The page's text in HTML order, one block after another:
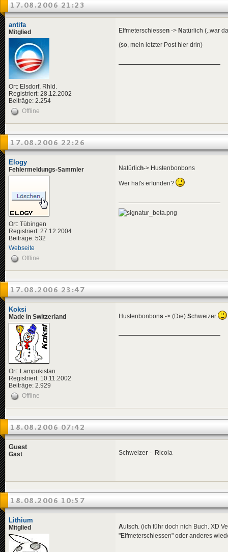
17.08.2006 21:23
antifa
Mitglied
Ort: Elsdorf, Rhld.
Registriert: 28.12.2002
Beiträge: 2.254
Elfmeterschiessen -> Natürlich (..war
(so, mein letzter Post hier drin)
Offline
17.08.2006 22:26
Elogy
Fehlermeldungs-Sammler
Ort: Tübingen
Registriert: 27.12.2004
Beiträge: 532
Webseite
Natürlich-> H ustenbonbons
Wer hat's erfunden?
Offline
17.08.2006 23:47
Koksi
Made in Switzerland
Ort: Lampukistan
Registriert: 10.11.2002
Beiträge: 2.929
Hustenbonbons -> (Die) Schweizer
Offline
18.08.2006 07:42
Guest
Gast Schweizer - Ricola
18.08.2006 10:57
Lithium
Mitglied Autsch . (ich führ doch nich Buch. XD
"Elfmeterschiessen" oder anderes